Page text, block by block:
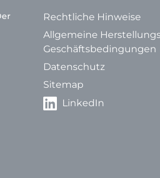
Rechtliche Hinweise
Allgemeine
Geschäftsbedingungen
Datenschutz
Sitemap
LinkedIn